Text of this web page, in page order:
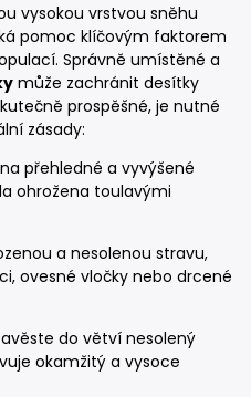
vysokou vrstvou sněhu
pomoc klíčovým faktorem
Správně umístěné a
může zachránit desítky
prospěšné, je nutné
zásady:
přehledné a vyvýšené
ohrožena toulavými
a nesolenou stravu,
ovesné vločky nebo drcené
do větví nesolený
okamžitý a vysoce